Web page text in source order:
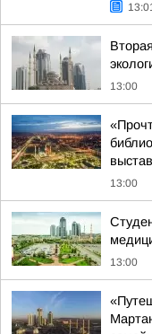
13:00
13:00
13:00